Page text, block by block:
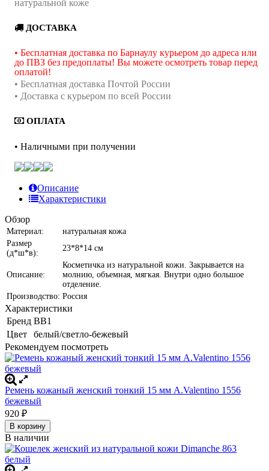
натуральной коже
ДОСТАВКА
• Бесплатная доставка по Барнаулу курьером до адреса или
до ПВЗ без предоплаты! Вы можете осмотреть товар перед
оплатой!
• Бесплатная доставка Почтой России
• Доставка с курьером по всей России
ОПЛАТА
• Наличными при получении
Описание
Характеристики
Обзор
Материал:
натуральная кожа
Размер
(д*ш*в):
23*8*14 см
Описание:
Косметичка из натуральной кожи. Закрывается на
молнию, объемная, мягкая. Внутри одно большое
отделение.
Производство: Россия
Характеристики
Бренд BB1
Цвет
белый/светло-бежевый
Рекомендуем посмотреть
Ремень кожаный женский тонкий 15 мм A.Valentino 1556
бежевый
920 ₽
В корзину
В наличии